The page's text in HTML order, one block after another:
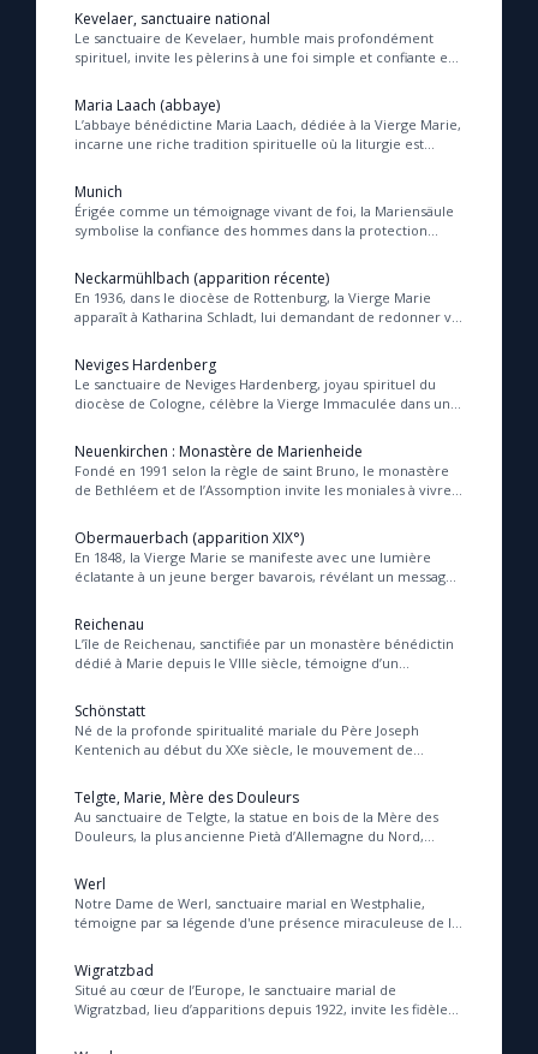
Kevelaer, sanctuaire national
Le sanctuaire de Kevelaer, humble mais profondément
spirituel, invite les pèlerins à une foi simple et confiante en
Maria Laach (abbaye)
L’abbaye bénédictine Maria Laach, dédiée à la Vierge Marie,
incarne une riche tradition spirituelle où la liturgie est
Munich
Érigée comme un témoignage vivant de foi, la Mariensäule
symbolise la confiance des hommes dans la protection
Neckarmühlbach (apparition récente)
En 1936, dans le diocèse de Rottenburg, la Vierge Marie
apparaît à Katharina Schladt, lui demandant de redonner vie
Neviges Hardenberg
Le sanctuaire de Neviges Hardenberg, joyau spirituel du
diocèse de Cologne, célèbre la Vierge Immaculée dans un
Neuenkirchen : Monastère de Marienheide
Fondé en 1991 selon la règle de saint Bruno, le monastère
de Bethléem et de l’Assomption invite les moniales à vivre
Obermauerbach (apparition XIX°)
En 1848, la Vierge Marie se manifeste avec une lumière
éclatante à un jeune berger bavarois, révélant un message
Reichenau
L’île de Reichenau, sanctifiée par un monastère bénédictin
dédié à Marie depuis le VIIIe siècle, témoigne d’un
Schönstatt
Né de la profonde spiritualité mariale du Père Joseph
Kentenich au début du XXe siècle, le mouvement de
Telgte, Marie, Mère des Douleurs
Au sanctuaire de Telgte, la statue en bois de la Mère des
Douleurs, la plus ancienne Pietà d’Allemagne du Nord,
Werl
Notre Dame de Werl, sanctuaire marial en Westphalie,
témoigne par sa légende d'une présence miraculeuse de la
Wigratzbad
Situé au cœur de l’Europe, le sanctuaire marial de
Wigratzbad, lieu d’apparitions depuis 1922, invite les fidèles